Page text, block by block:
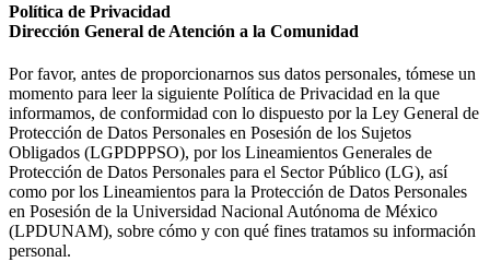
Política de Privacidad
Dirección General de Atención a la Comunidad
Por favor, antes de proporcionarnos sus datos personales, tómese un
momento para leer la siguiente Política de Privacidad en la que
informamos, de conformidad con lo dispuesto por la Ley General de
Protección de Datos Personales en Posesión de los Sujetos
Obligados (LGPDPPSO), por los Lineamientos Generales de
Protección de Datos Personales para el Sector Público (LG), así
como por los Lineamientos para la Protección de Datos Personales
en Posesión de la Universidad Nacional Autónoma de México
(LPDUNAM), sobre cómo y con qué fines tratamos su información
personal.